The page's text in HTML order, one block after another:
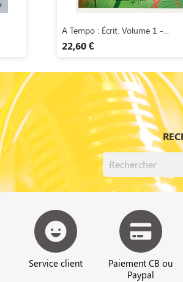
 Aperçu rapide
A Tempo : Écrit. Volume 1 -...
22,60 €
Service client
Paiement CB ou
Paypal